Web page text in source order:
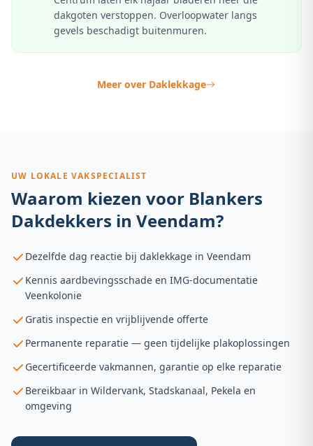
dakgoten verstoppen. Overloopwater langs
gevels beschadigt buitenmuren.
Meer over Daklekkage
UW LOKALE VAKSPECIALIST
Waarom kiezen voor Blankers
Dakdekkers in Veendam?
Dezelfde dag reactie bij daklekkage in Veendam
Kennis aardbevingsschade en IMG-documentatie
Veenkolonie
Gratis inspectie en vrijblijvende offerte
Permanente reparatie — geen tijdelijke plakoplossingen
Gecertificeerde vakmannen, garantie op elke reparatie
Bereikbaar in Wildervank, Stadskanaal, Pekela en
omgeving